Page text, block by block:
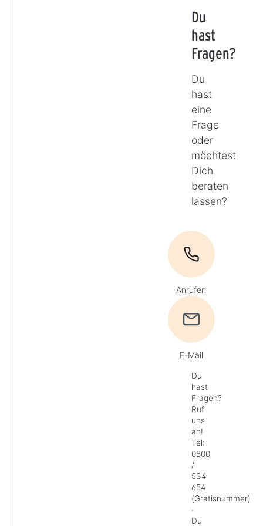
Du
hast
Fragen?
Du
hast
eine
Frage
oder
möchtest
Dich
beraten
lassen?
Anrufen
E-Mail
Du
hast
Fragen?
Ruf
uns
an!
Tel:
0800
/
534
654
(Gratisnummer)
·
Du